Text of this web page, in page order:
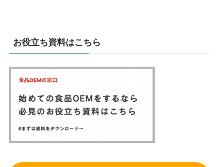
お役立ち資料はこちら